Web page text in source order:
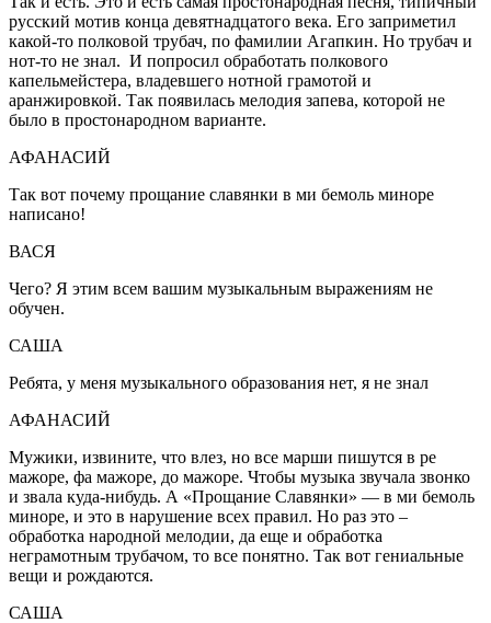
русский мотив конца девятнадцатого века. Его заприметил
какой-то полковой трубач, по фамилии Агапкин. Но трубач и
нот-то не знал. И попросил обработать полкового
капельмейстера, владевшего нотной грамотой и
аранжировкой. Так появилась мелодия запева, которой не
было в простонародном варианте.
АФАНАСИЙ
Так вот почему прощание славянки в ми бемоль миноре
написано!
ВАСЯ
Чего? Я этим всем вашим музыкальным выражениям не
обучен.
САША
Ребята, у меня музыкального образования нет, я не знал
АФАНАСИЙ
Мужики, извините, что влез, но все марши пишутся в ре
мажоре, фа мажоре, до мажоре. Чтобы музыка звучала звонко
и звала куда-нибудь. А «Прощание Славянки» — в ми бемоль
миноре, и это в нарушение всех правил. Но раз это –
обработка народной мелодии, да еще и обработка
неграмотным трубачом, то все понятно. Так вот гениальные
вещи и рождаются.
САША